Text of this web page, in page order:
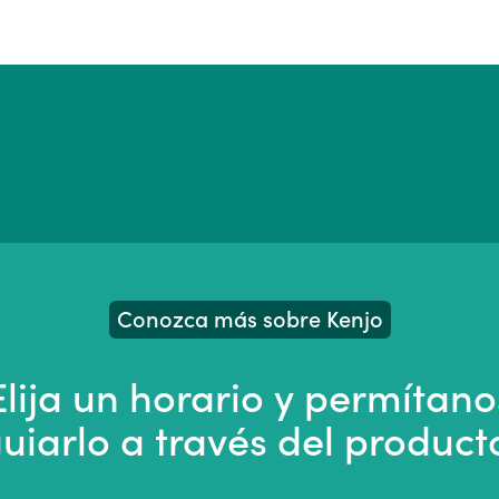
Conozca más sobre Kenjo
un horario y
a través del